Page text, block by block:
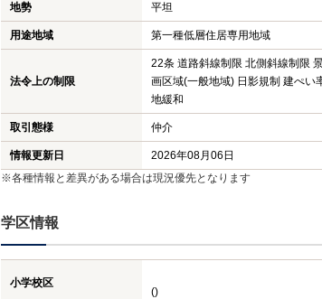
地勢 平坦
用途地域 第一種低層住居専用地域
法令上の制限
22条 道路斜線制限 北側斜線制限
画区域(一般地域) 日影規制 建ぺい
地緩和
取引態様 仲介
情報更新日 2026年08月06日
※各種情報と差異がある場合は現況優先となります
学区情報
小学校区
()